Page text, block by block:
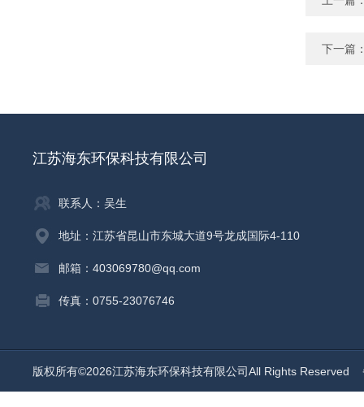
下一篇
江苏海东环保科技有限公司
联系人：吴生
地址：江苏省昆山市东城大道9号龙成国际4-110
邮箱：403069780@qq.com
传真：0755-23076746
版权所有©2026江苏海东环保科技有限公司All Rights Reserved